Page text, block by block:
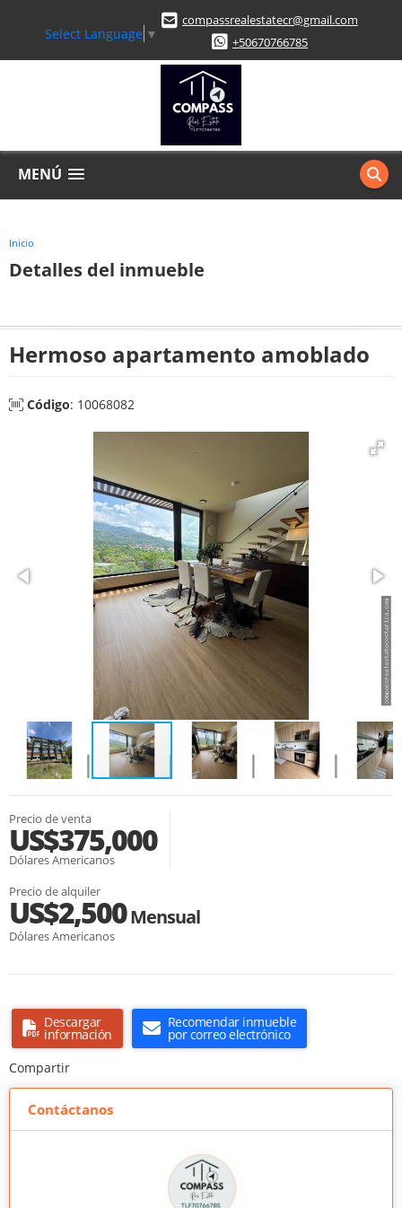
Select Language ▼
compassrealestatecr@gmail.com
+50670766785
MENÚ
Inicio
Detalles del inmueble
Hermoso apartamento amoblado
Código: 10068082
Precio de venta
US$375,000
Dólares Americanos
Precio de alquiler
US$2,500Mensual
Dólares Americanos
Descargar
información
Recomendar inmueble
por correo electrónico
Compartir
Contáctanos